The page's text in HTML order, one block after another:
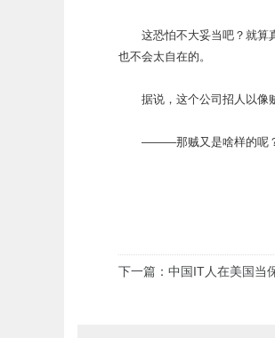
这恐怕不大妥当吧？就算真
也不会太自在的。
据说，这个公司招人以像
———那贼又是啥样的呢
下一篇：中国IT人在美国当